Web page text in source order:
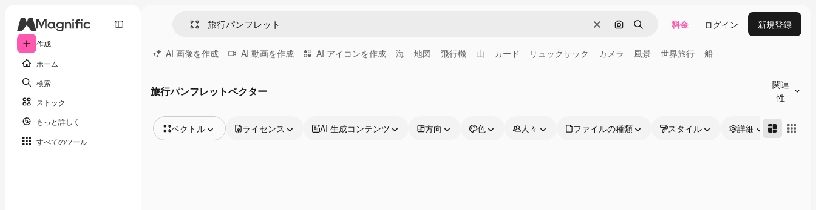
作成
ホーム
検索
ストック
もっと詳しく
すべてのツール
消去 画像で検索
検索 料金 ログイン 新規登録
AI 画像を作成 AI 動画を作成 AI アイコンを作成 海 地図 飛行機 山 カード リュックサック カメラ 風景 世界旅行 船
旅行パンフレットベクター
関連
性
ベクトル ライセンス AI 生成コンテンツ 方向 色 人々 ファイルの種類 スタイル 詳細